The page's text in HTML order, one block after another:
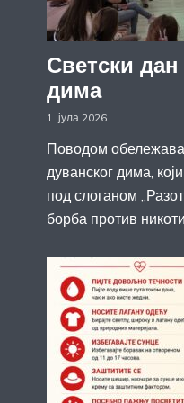
Светски
дима
1. јула 2026.
Поводом
дуванског дима,
под слоганом
борба против